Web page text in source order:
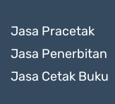
Jasa Pracetak
Jasa Penerbitan
Jasa Cetak Buku